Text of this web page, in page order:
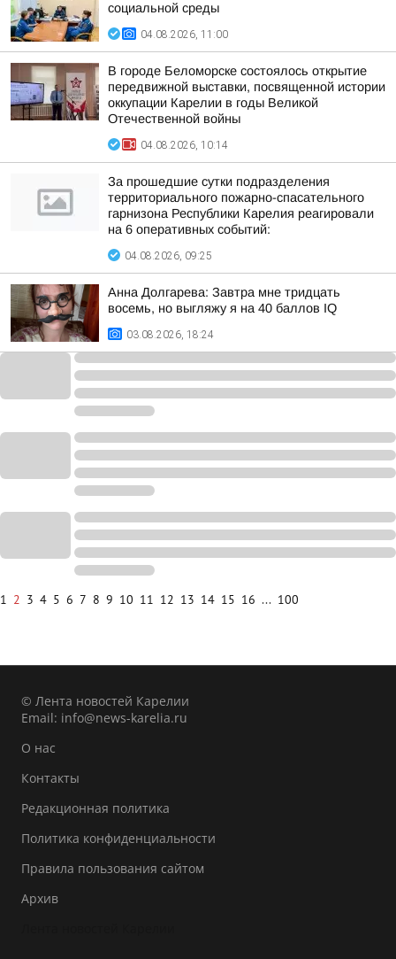
социальной среды
04.08.2026, 11:00
В городе Беломорске состоялось открытие
передвижной выставки, посвященной истории
оккупации Карелии в годы Великой
Отечественной войны
04.08.2026, 10:14
За прошедшие сутки подразделения
территориального пожарно-спасательного
гарнизона Республики Карелия реагировали
на 6 оперативных событий:
04.08.2026, 09:25
Анна Долгарева: Завтра мне тридцать
восемь, но выгляжу я на 40 баллов IQ
03.08.2026, 18:24
1 2 3 4 5 6 7 8 9 10 11 12 13 14 15 16 ... 100
© Лента новостей Карелии
Email: info@news-karelia.ru
О нас
Контакты
Редакционная политика
Политика конфиденциальности
Правила пользования сайтом
Архив